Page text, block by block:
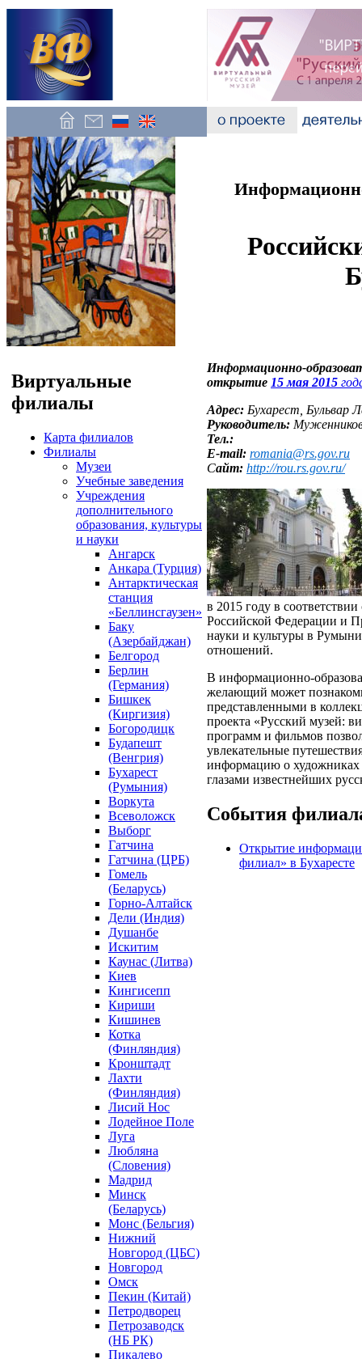
Виртуальные
филиалы
Карта филиалов
Филиалы
Музеи
Учебные заведения
Учреждения
дополнительного
образования, культуры
и науки
Ангарск
Анкара (Турция)
Антарктическая
станция
«Беллинсгаузен»
Баку
(Азербайджан)
Белгород
Берлин
(Германия)
Бишкек
(Киргизия)
Богородицк
Будапешт
(Венгрия)
Бухарест
(Румыния)
Воркута
Всеволожск
Выборг
Гатчина
Гатчина (ЦРБ)
Гомель
(Беларусь)
Горно-Алтайск
Дели (Индия)
Душанбе
Искитим
Каунас (Литва)
Киев
Кингисепп
Кириши
Кишинев
Котка
(Финляндия)
Кронштадт
Лахти
(Финляндия)
Лисий Нос
Лодейное Поле
Луга
Любляна
(Словения)
Мадрид
Минск
(Беларусь)
Монс (Бельгия)
Нижний
Новгород (ЦБС)
Новгород
Омск
Пекин (Китай)
Петродворец
Петрозаводск
(НБ РК)
Пикалево
Информационно-
открытие 15 мая 2015
Адрес: Бухарест, Бульвар
Руководитель:
Тел.:
E-mail: romania@rs.gov.ru
Сайт: http://rou.rs.gov.ru/
в 2015 году в
Российской Федерации и
науки и культуры в
отношений.
В информационно-
желающий может
представленными в
проекта «Русский музей:
программ и фильмов
увлекательные
информацию о художниках
глазами известнейших
События
Открытие
филиал» в Бухаресте